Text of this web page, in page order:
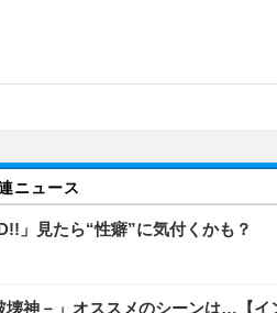
ニュース
」見たら“性癖”に気付くかも？
神－」オススメのシーンは…【イ